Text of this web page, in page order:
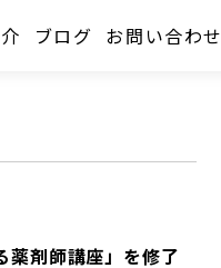
ブログ お問い合わせ
薬剤師講座」を修了